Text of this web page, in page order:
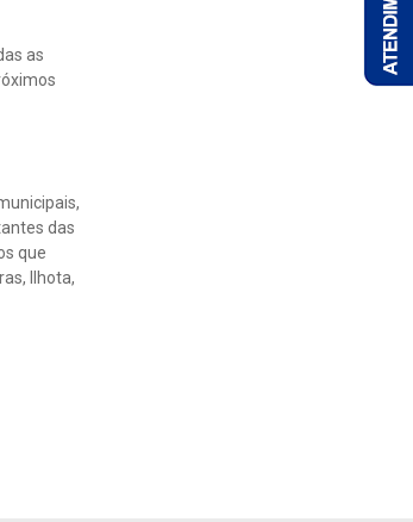
as
das
que
Ilhota,